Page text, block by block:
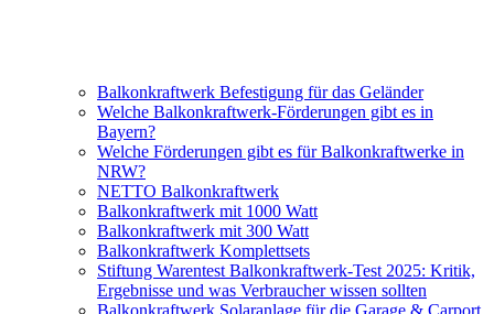
Balkonkraftwerk Befestigung für das Geländer
Welche Balkonkraftwerk-Förderungen gibt es in
Bayern?
Welche Förderungen gibt es für Balkonkraftwerke in
NRW?
NETTO Balkonkraftwerk
Balkonkraftwerk mit 1000 Watt
Balkonkraftwerk mit 300 Watt
Balkonkraftwerk Komplettsets
Stiftung Warentest Balkonkraftwerk-Test 2025: Kritik,
Ergebnisse und was Verbraucher wissen sollten
Balkonkraftwerk Solaranlage für die Garage & Carport